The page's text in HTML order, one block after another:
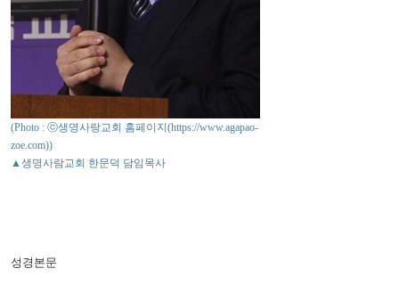
(Photo : ⓒ생명사랑교회 홈페이지(https://www.agapao-
zoe.com))
▲생명사람교회 한문덕 담임목사
성경본문